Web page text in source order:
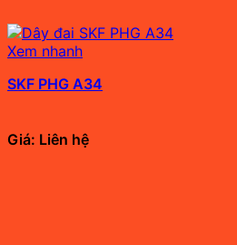
Xem nhanh
SKF PHG A34
Giá: Liên hệ